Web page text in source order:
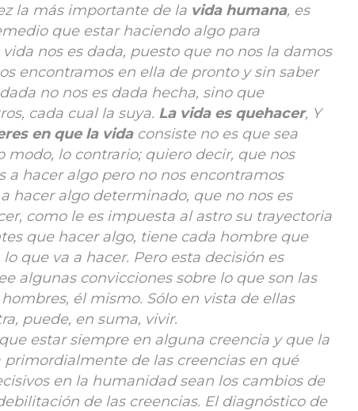
la más importante de la vida humana, es
que estar haciendo algo para
nos es dada, puesto que no nos la damos
encontramos en ella de pronto y sin saber
no nos es dada hecha, sino que
cada cual la suya. La vida es quehacer, Y
en que la vidaconsiste no es que sea
modo, lo contrario; quiero decir, que nos
a hacer algo pero no nos encontramos
hacer algo determinado, que no nos es
como le es impuesta al astro su trayectoria
que hacer algo, tiene cada hombre que
que va a hacer. Pero esta decisión es
algunas convicciones sobre lo que son las
él mismo. Sólo en vista de ellas
puede, en suma, vivir.
estar siempre en alguna creencia y que la
de las creencias en qué
en la humanidad sean los cambios de
de las creencias. El diagnóstico de